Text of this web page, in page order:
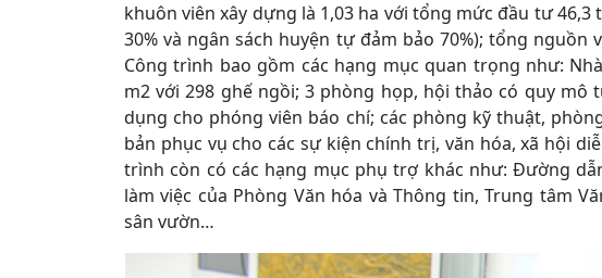
khuôn viên xây dựng là 1,03 ha với tổng mức đầu tư
30% và ngân sách huyện tự đảm bảo 70%); tổng
Công trình bao gồm các hạng mục quan trọng như:
m2 với 298 ghế ngồi; 3 phòng họp, hội thảo có quy mô
dụng cho phóng viên báo chí; các phòng kỹ thuật,
bản phục vụ cho các sự kiện chính trị, văn hóa, xã hội
trình còn có các hạng mục phụ trợ khác như: Đường
làm việc của Phòng Văn hóa và Thông tin, Trung tâm
sân vườn…